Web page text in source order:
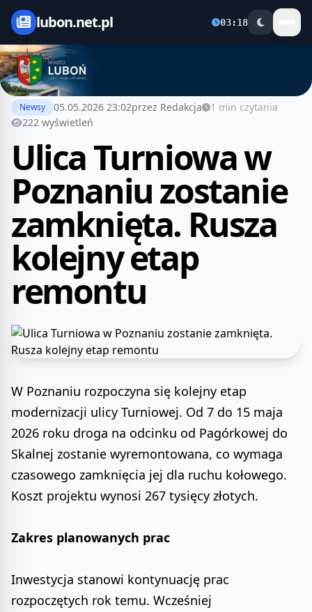
lubon.net.pl 03:18
Newsy 05.05.2026 23:02przez Redakcja
1 min czytania
222 wyświetleń
Ulica Turniowa w
Poznaniu zostanie
zamknięta. Rusza
kolejny etap
remontu
W Poznaniu rozpoczyna się kolejny etap
modernizacji ulicy Turniowej. Od 7 do 15 maja
2026 roku droga na odcinku od Pagórkowej do
Skalnej zostanie wyremontowana, co wymaga
czasowego zamknięcia jej dla ruchu kołowego.
Koszt projektu wynosi 267 tysięcy złotych.
Zakres planowanych prac
Inwestycja stanowi kontynuację prac
rozpoczętych rok temu. Wcześniej